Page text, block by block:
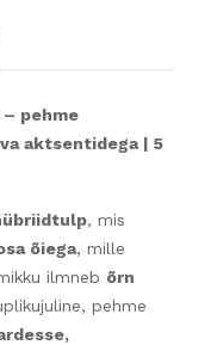
pehme
aktsentidega | 5
, mis
õiega, mille
ilmneb õrn
pehme